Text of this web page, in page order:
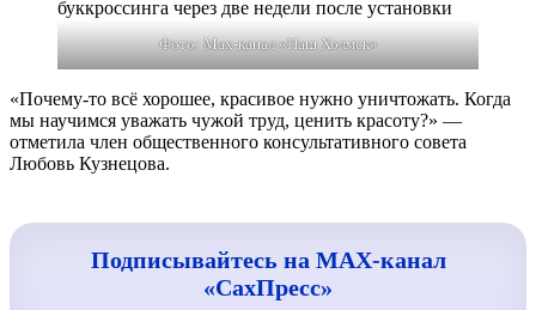
Фото: Max-канал «Наш Холмск»
«Почему-то всё хорошее, красивое нужно уничтожать. Когда
мы научимся уважать чужой труд, ценить красоту?» —
отметила член общественного консультативного совета
Любовь Кузнецова.
Подписывайтесь на MAX-канал
«СахПресс»